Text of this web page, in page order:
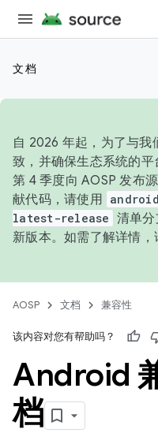
文档
自 2026 年起，为了与我
致，并确保生态系统的
第 4 季度向 AOSP 发布
献代码，请使用
latest-release 清单
新版本。如需了解详情，
AOSP 文档 兼容性
该内容对您有帮助吗？
Android
档